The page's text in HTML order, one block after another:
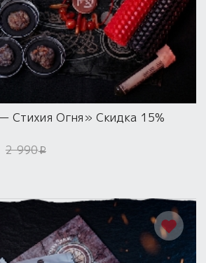
руб.
Стихия Огня» Скидка 15%
2 990i